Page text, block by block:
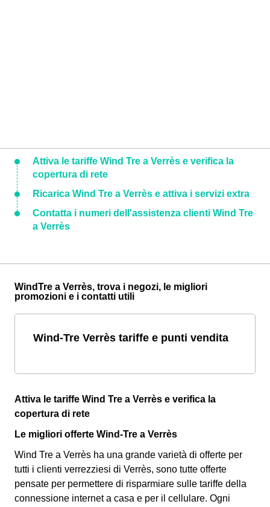
Attiva le tariffe Wind Tre a Verrès e verifica la
copertura di rete
Ricarica Wind Tre a Verrès e attiva i servizi extra
Contatta i numeri dell'assistenza clienti Wind Tre
a Verrès
WindTre a Verrès, trova i negozi, le migliori
promozioni e i contatti utili
Wind-Tre Verrès tariffe e punti vendita
Attiva le tariffe Wind Tre a Verrès e verifica la
copertura di rete
Le migliori offerte Wind-Tre a Verrès
Wind Tre a Verrès ha una grande varietà di offerte per
tutti i clienti verrezziesi di Verrès, sono tutte offerte
pensate per permettere di risparmiare sulle tariffe della
connessione internet a casa e per il cellulare. Ogni